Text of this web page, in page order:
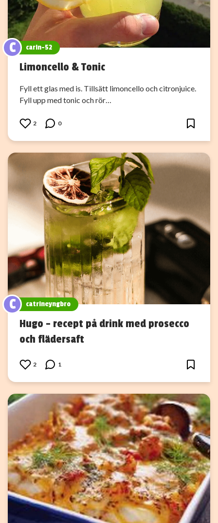
C carin-52
Limoncello & Tonic
Fyll ett glas med is. Tillsätt limoncello och citronjuice.
Fyll upp med tonic och rör…
2 0
C catrineyngbro
Hugo – recept på drink med prosecco
och flädersaft
2 1